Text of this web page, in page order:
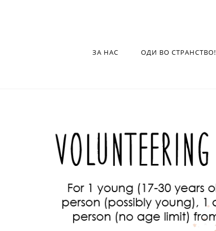
ЗА НАС ОДИ ВО СТРАНСТВО!